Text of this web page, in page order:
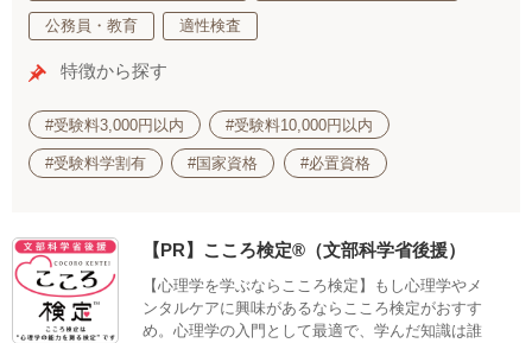
公務員・教育 適性検査
特徴から探す
#受験料3,000円以内 #受験料10,000円以内
#受験料学割有 #国家資格 #必置資格
【PR】こころ検定®（文部科学省後援）
【心理学を学ぶならこころ検定】もし心理学やメ
ンタルケアに興味があるならこころ検定がおすす
め。心理学の入門として最適で、学んだ知識は誰